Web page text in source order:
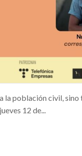
la población civil,
12 de...